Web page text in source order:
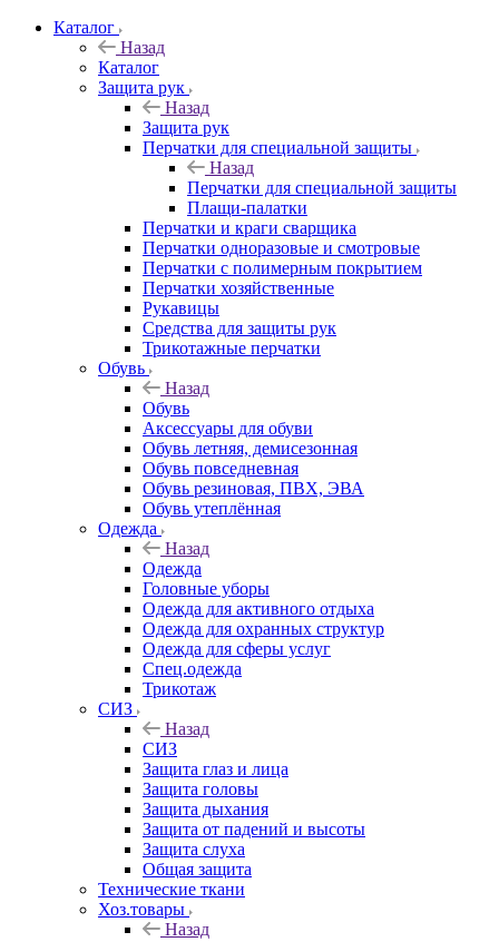
Каталог
Назад
Каталог
Защита рук
Назад
Защита рук
Перчатки для специальной защиты
Назад
Перчатки для специальной защиты
Плащи-палатки
Перчатки и краги сварщика
Перчатки одноразовые и смотровые
Перчатки с полимерным покрытием
Перчатки хозяйственные
Рукавицы
Средства для защиты рук
Трикотажные перчатки
Обувь
Назад
Обувь
Аксессуары для обуви
Обувь летняя, демисезонная
Обувь повседневная
Обувь резиновая, ПВХ, ЭВА
Обувь утеплённая
Одежда
Назад
Одежда
Головные уборы
Одежда для активного отдыха
Одежда для охранных структур
Одежда для сферы услуг
Спец.одежда
Трикотаж
СИЗ
Назад
СИЗ
Защита глаз и лица
Защита головы
Защита дыхания
Защита от падений и высоты
Защита слуха
Общая защита
Технические ткани
Хоз.товары
Назад